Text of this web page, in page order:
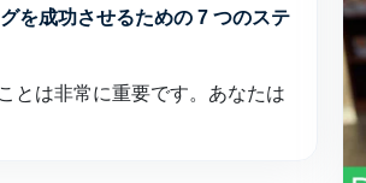
を成功させるための 7 つのステ
とは非常に重要です。あなたは